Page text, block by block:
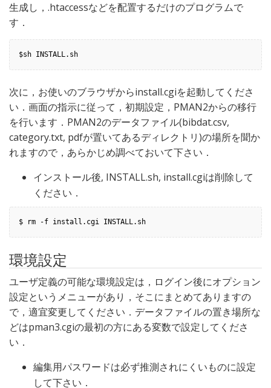
生成し，.htaccessなどを配置するだけのプログラムで
す．
$sh INSTALL.sh
次に，お使いのブラウザからinstall.cgiを起動してくださ
い．画面の指示に従って，初期設定，PMAN2からの移行
を行います．PMAN2のデータファイル(bibdat.csv,
category.txt, pdfが置いてあるディレクトリ)の場所を聞か
れますので，あらかじめ調べておいて下さい．
インストール後, INSTALL.sh, install.cgiは削除して
ください．
$ rm -f install.cgi INSTALL.sh
環境設定
ユーザ定義の可能な環境設定は，ログイン後にオプション
設定というメニューがあり，そこにまとめてありますの
で，適宜変更してください．データファイルの置き場所な
どはpman3.cgiの最初の方にある変数で設定してくださ
い．
編集用パスワードは必ず推測されにくいものに設定
して下さい．